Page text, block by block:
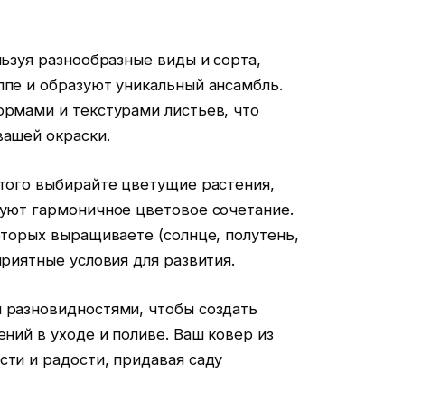
разнообразные виды и сорта,
и образуют уникальный ансамбль.
и текстурами листьев, что
окраски.
выбирайте цветущие растения,
гармоничное цветовое сочетание.
выращиваете (солнце, полутень,
условия для развития.
чтобы создать
в уходе и поливе. Ваш ковер из
и радости, придавая саду